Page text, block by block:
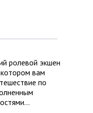
ролевой экшен
вам
по